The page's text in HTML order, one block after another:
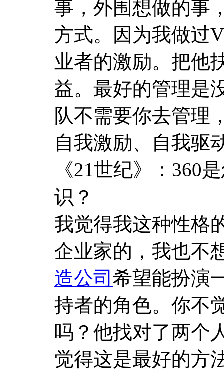
事，外围想做的事
方式。因为我做过
业者的激励。把他
益。最好的管理是
队不需要你去管理
自我激励、自我驱
《21世纪》：360
识？
我觉得我这种性格
企业家的，我也不
造公司 希望能扮演
持者的角色。你不
吗？他找对了两个
觉得这是最好的方